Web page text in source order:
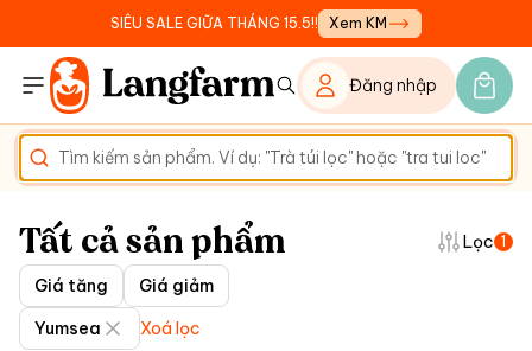
SIÊU SALE GIỮA THÁNG 15.5!! Xem KM
Đăng nhập
Tất cả sản phẩm Lọc 1
Giá tăng
Giá giảm
Yumsea
Xoá lọc